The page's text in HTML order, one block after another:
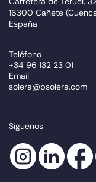
16300 Cañete
España
Teléfono
+34 96 132 23 01
Email
solera@psolera.com
Síguenos